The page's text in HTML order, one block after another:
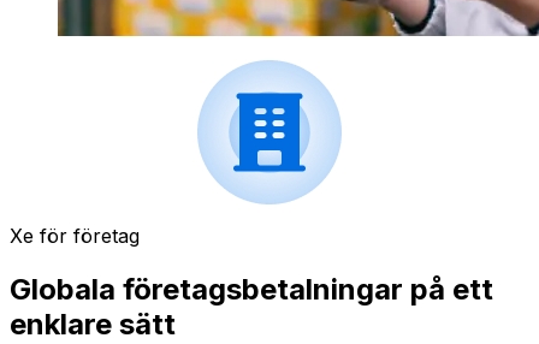
Xe för företag
Globala företagsbetalningar på ett
enklare sätt